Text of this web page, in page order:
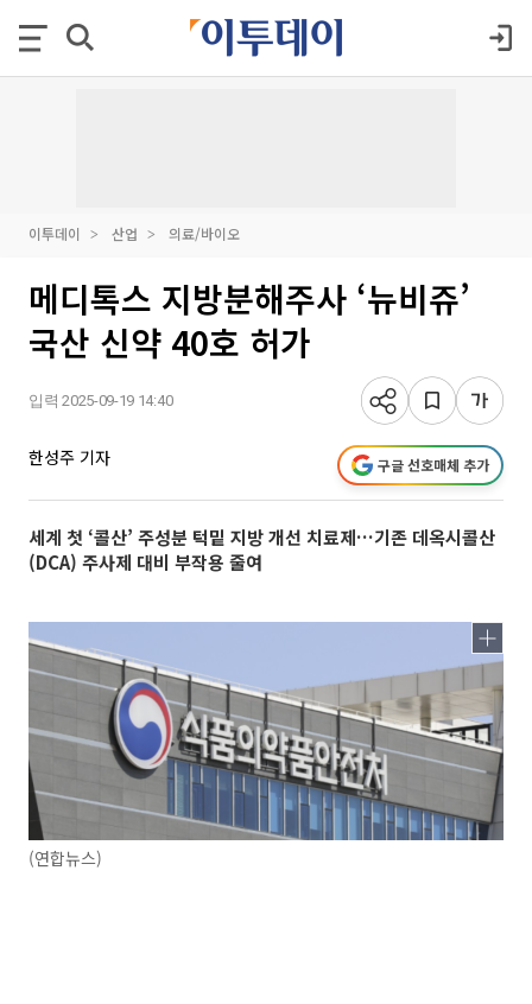
이투데이 산업 의료/바이오
메디톡스 지방분해주사 ‘뉴비쥬’
국산 신약 40호 허가
입력 2025-09-19 14:40
한성주 기자 구글 선호매체 추가
세계 첫 ‘콜산’ 주성분 턱밑 지방 개선 치료제…기존 데옥시콜산
(DCA) 주사제 대비 부작용 줄여
(연합뉴스)